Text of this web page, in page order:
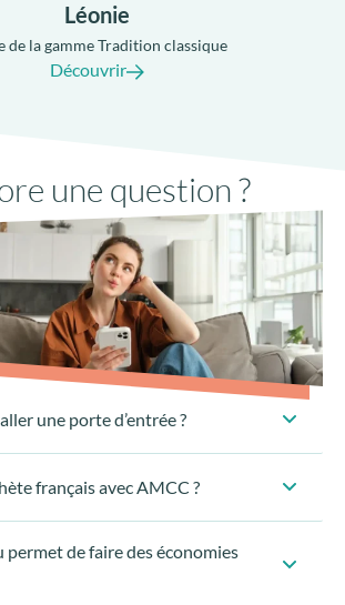
à rupture de pont-thermique
joint anti-dépôt de sable
Léonie
de la gamme Tradition classique
Découvrir
une question ?
une porte d’entrée ?
français avec AMCC ?
AMCC est un fabricant français
fabriquées en France
permet de faire des économies